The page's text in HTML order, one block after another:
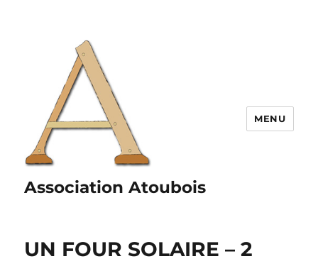
Association Atoubois
MENU
UN FOUR SOLAIRE – 2